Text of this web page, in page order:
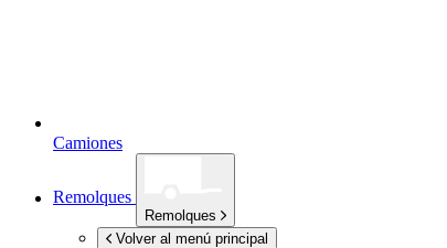
Camiones
Remolques
Remolques
Volver al menú principal